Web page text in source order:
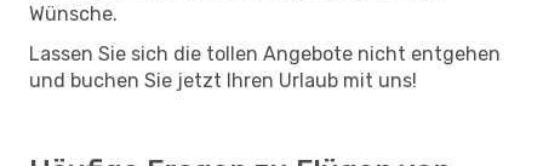
Wünsche.
Lassen Sie sich die tollen Angebote nicht entgehen
und buchen Sie jetzt Ihren Urlaub mit uns!